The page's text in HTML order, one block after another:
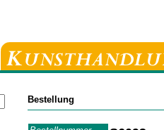
Bestellung